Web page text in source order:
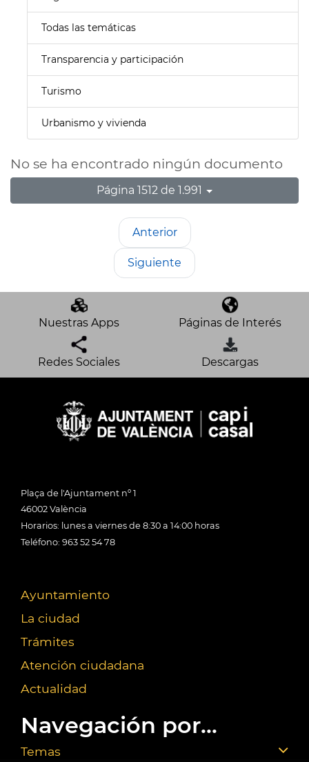
Todas las temáticas
Transparencia y participación
Turismo
Urbanismo y vivienda
No se ha encontrado ningún documento
Página 1512 de 1.991
Anterior
Siguiente
Nuestras Apps Páginas de Interés
Redes Sociales Descargas
Plaça de l'Ajuntament nº 1
46002 València
Horarios: lunes a viernes de 8:30 a 14:00 horas
Teléfono: 963 52 54 78
Ayuntamiento
La ciudad
Trámites
Atención ciudadana
Actualidad
Navegación por...
Temas